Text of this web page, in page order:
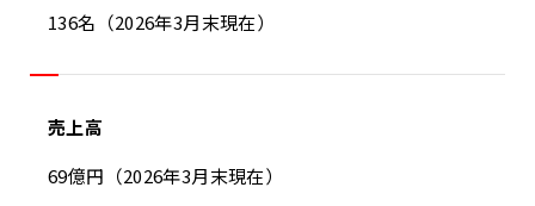
136名（2026年3月末現在）
売上高
69億円（2026年3月末現在）